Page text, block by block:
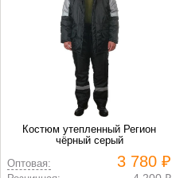
Костюм утепленный Регион
чёрный серый
Оптовая:
3 780 ₽